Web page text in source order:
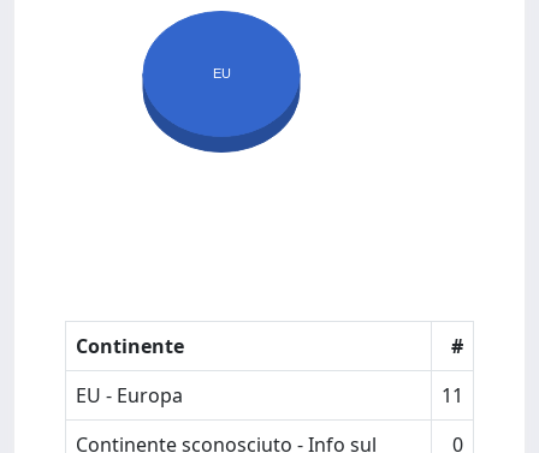
EU
Continente
#
EU - Europa
11
Continente sconosciuto - Info sul
0